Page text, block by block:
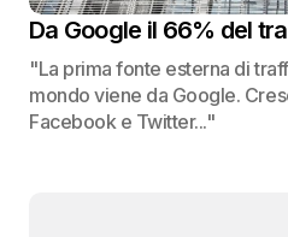
Da Google il 66% del
"La prima fonte esterna di
mondo viene da Google.
Facebook e Twitter..."